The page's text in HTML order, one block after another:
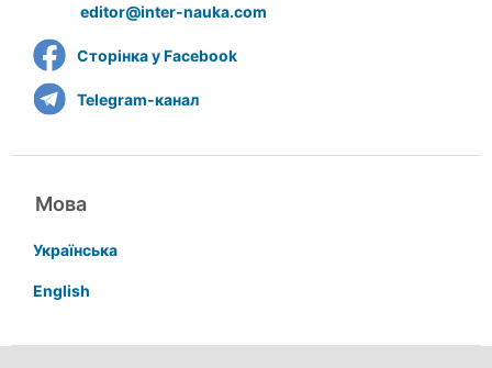
editor@inter-nauka.com
Сторінка у Facebook
Telegram-канал
Мова
Українська
English